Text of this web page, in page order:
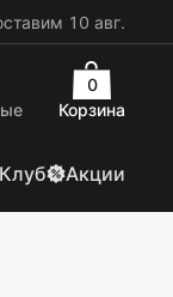
10 авг.
Корзина
0
Клуб Акции